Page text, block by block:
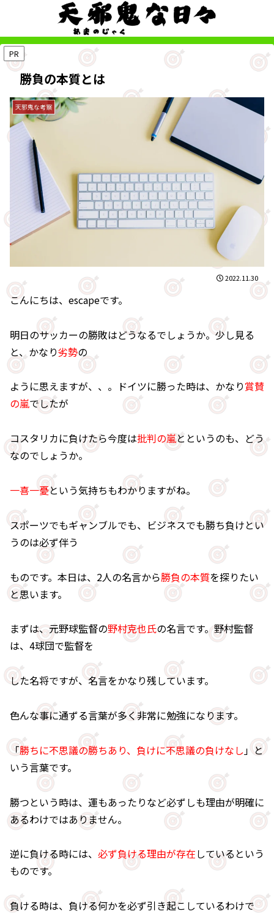
PR
勝負の本質とは
天邪鬼な考察
2022.11.30
こんにちは、escapeです。
明日のサッカーの勝敗はどうなるでしょうか。少し見る
と、かなり劣勢の
ように思えますが、、。ドイツに勝った時は、かなり賞賛
の嵐でしたが
コスタリカに負けたら今度は批判の嵐とというのも、どう
なのでしょうか。
一喜一憂という気持ちもわかりますがね。
スポーツでもギャンブルでも、ビジネスでも勝ち負けとい
うのは必ず伴う
ものです。本日は、2人の名言から勝負の本質を探りたい
と思います。
まずは、元野球監督の野村克也氏の名言です。野村監督
は、4球団で監督を
した名将ですが、名言をかなり残しています。
色んな事に通ずる言葉が多く非常に勉強になります。
「勝ちに不思議の勝ちあり、負けに不思議の負けなし」と
いう言葉です。
勝つという時は、運もあったりなど必ずしも理由が明確に
あるわけではありません。
逆に負ける時には、 必ず負ける理由が存在しているという
ものです。
負ける時は、負ける何かを必ず引き起こしているわけで